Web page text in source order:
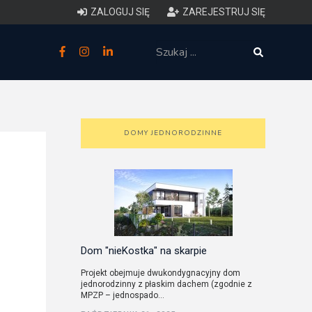
ZALOGUJ SIĘ ZAREJESTRUJ SIĘ
zakres i forma projektu
przestrzennym
DOMY JEDNORODZINNE
Dom "nieKostka" na skarpie
Projekt obejmuje dwukondygnacyjny dom
jednorodzinny z płaskim dachem (zgodnie z
MPZP – jednospado...